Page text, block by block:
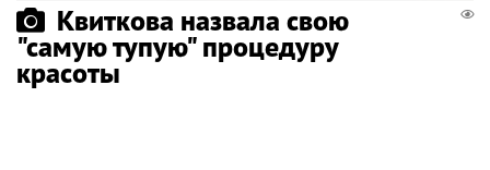
Квиткова назвала свою
"самую тупую" процедуру
красоты